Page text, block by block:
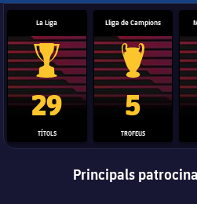
La Liga
Trofeu de la Liga
29
TÍTOLS
Lliga de Campions
Trofeu de la
5
TROFEUS
Principals